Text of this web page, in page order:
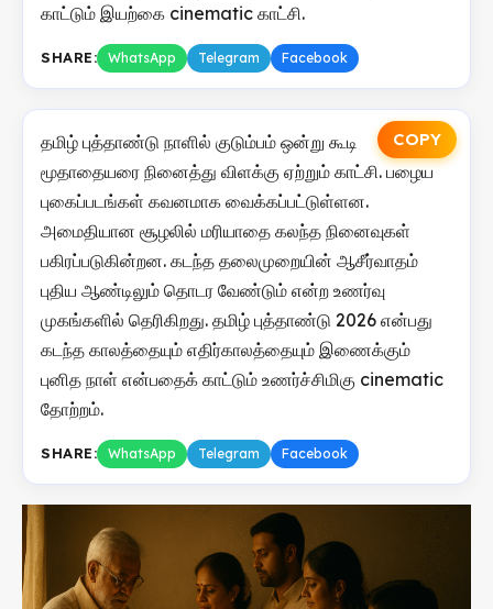
காட்டும் இயற்கை cinematic காட்சி.
SHARE: WhatsApp Telegram Facebook
COPY
தமிழ் புத்தாண்டு நாளில் குடும்பம் ஒன்று கூடி
மூதாதையரை நினைத்து விளக்கு ஏற்றும் காட்சி. பழைய
புகைப்படங்கள் கவனமாக வைக்கப்பட்டுள்ளன.
அமைதியான சூழலில் மரியாதை கலந்த நினைவுகள்
பகிரப்படுகின்றன. கடந்த தலைமுறையின் ஆசீர்வாதம்
புதிய ஆண்டிலும் தொடர வேண்டும் என்ற உணர்வு
முகங்களில் தெரிகிறது. தமிழ் புத்தாண்டு 2026 என்பது
கடந்த காலத்தையும் எதிர்காலத்தையும் இணைக்கும்
புனித நாள் என்பதைக் காட்டும் உணர்ச்சிமிகு cinematic
தோற்றம்.
SHARE: WhatsApp Telegram Facebook